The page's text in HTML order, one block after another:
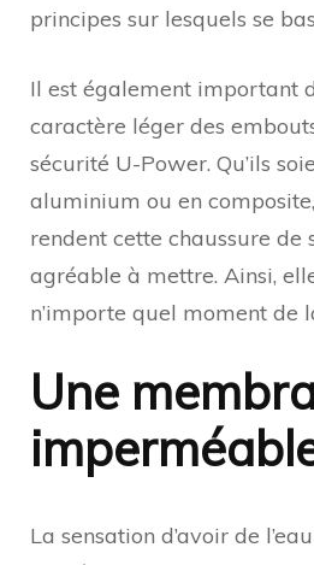
principes sur lesquels se
Il est également important
caractère léger des
sécurité U-Power. Qu’ils
aluminium ou en
rendent cette chaussure de
agréable à mettre. Ainsi,
n’importe quel moment de
Une
La sensation d’avoir de